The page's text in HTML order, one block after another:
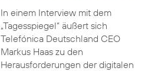
In einem Interview mit dem
„Tagesspiegel“ äußert sich
Telefónica Deutschland CEO
Markus Haas zu den
Herausforderungen der digitalen